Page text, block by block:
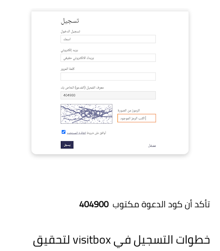
تأكد أن كود الدعوة مكتوب404900
خطوات التسجيل في
visitbox لتحقيق